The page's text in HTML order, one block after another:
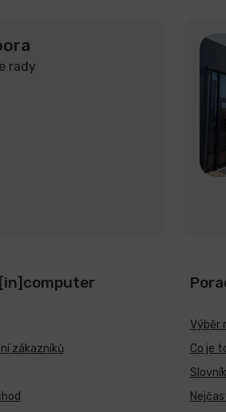
rady
zákazníků
Výběr
Co je